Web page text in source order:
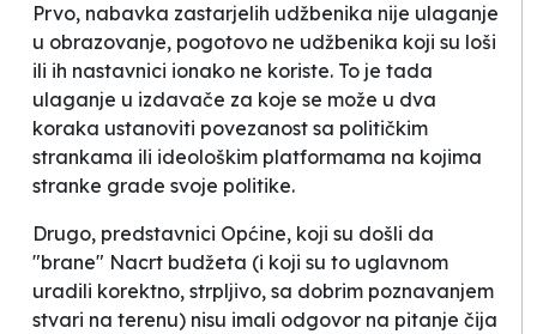
Prvo, nabavka zastarjelih udžbenika nije ulaganje
u obrazovanje, pogotovo ne udžbenika koji su loši
ili ih nastavnici ionako ne koriste. To je tada
ulaganje u izdavače za koje se može u dva
koraka ustanoviti povezanost sa političkim
strankama ili ideološkim platformama na kojima
stranke grade svoje politike.
Drugo, predstavnici Općine, koji su došli da
"brane" Nacrt budžeta (i koji su to uglavnom
uradili korektno, strpljivo, sa dobrim poznavanjem
stvari na terenu) nisu imali odgovor na pitanje čija